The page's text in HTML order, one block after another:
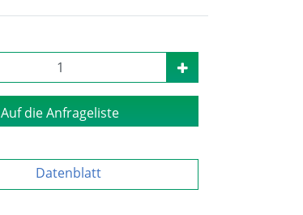
Auf die Anfrageliste
Datenblatt